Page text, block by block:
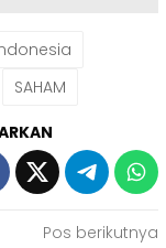
SAHAM
Pos berikutnya